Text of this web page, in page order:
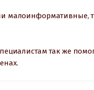
малоинформативные,
так же